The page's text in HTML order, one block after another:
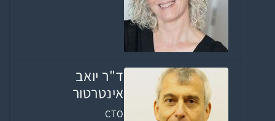
ד"ר יואב
אינטרטור
CTO